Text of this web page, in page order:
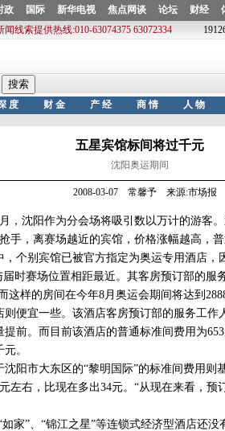
五星宾馆标间将过千元
沈阳奥运期间
2008-03-07 常馨予 来源:市场报
沈阳作为分会场将吸引数以万计的游客。
手，离赛场越近的宾馆，价格涨幅越高，普
别宾馆已被官方指定为奥运专用酒店，
时赛场位置相距最近。其客房预订部的服
这样的房间在今年8月奥运会期间将达到
便宜一些。该酒店客房预订部的服务工作
前。而目前该酒店的普通标准间费用为
。
市大东区的“黎明国际”的标准间费用则
左右，比现在多出34元。“从现在来看，预
”、“锦江之星”等连锁式经济型酒店还没